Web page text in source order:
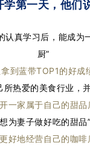
学第一天，他们
认真学习后，能成为
厨”
拿到蓝带TOP1的好成
所热爱的美食行业，
一家属于自己的甜品
为妻子做好吃的甜品”
好地经营自己的咖啡